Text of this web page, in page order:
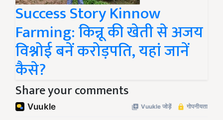
Success Story Kinnow
Farming: किन्नू की खेती से अजय
विश्नोई बनें करोड़पति, यहां जानें
कैसे?
Share your comments